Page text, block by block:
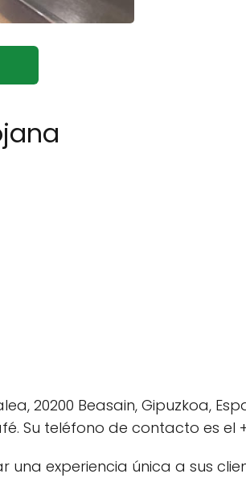
20200 Beasain, Gipuzkoa,
Su teléfono de contacto es el
una experiencia única a sus